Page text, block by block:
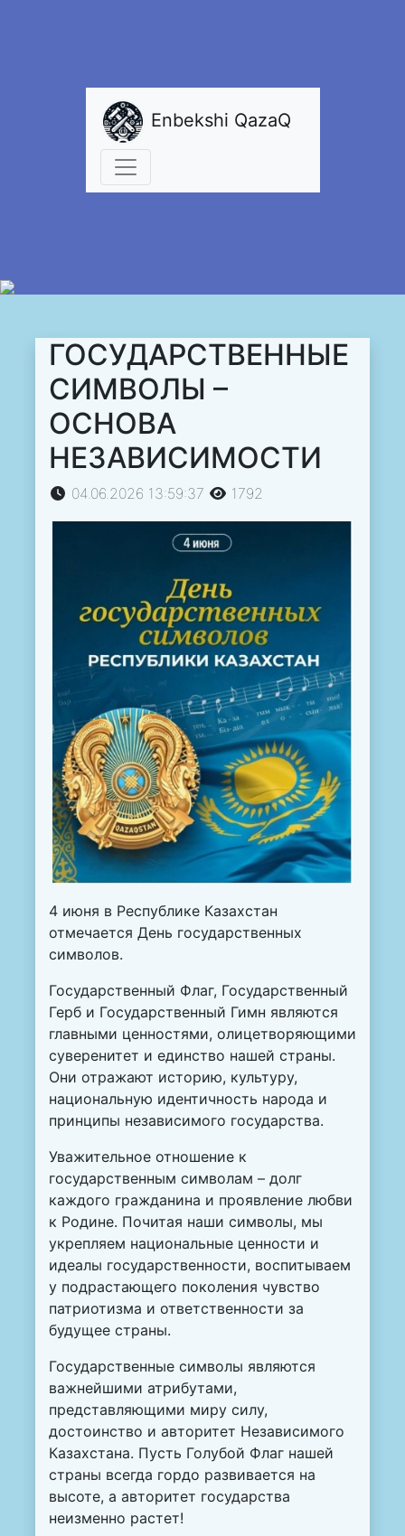
Enbekshi QazaQ
ГОСУДАРСТВЕННЫЕ
СИМВОЛЫ –
ОСНОВА
НЕЗАВИСИМОСТИ
04.06.2026 13:59:37 1792
4 июня в Республике Казахстан
отмечается День государственных
символов.
Государственный Флаг, Государственный
Герб и Государственный Гимн являются
главными ценностями, олицетворяющими
суверенитет и единство нашей страны.
Они отражают историю, культуру,
национальную идентичность народа и
принципы независимого государства.
Уважительное отношение к
государственным символам – долг
каждого гражданина и проявление любви
к Родине. Почитая наши символы, мы
укрепляем национальные ценности и
идеалы государственности, воспитываем
у подрастающего поколения чувство
патриотизма и ответственности за
будущее страны.
Государственные символы являются
важнейшими атрибутами,
представляющими миру силу,
достоинство и авторитет Независимого
Казахстана. Пусть Голубой Флаг нашей
страны всегда гордо развивается на
высоте, а авторитет государства
неизменно растет!